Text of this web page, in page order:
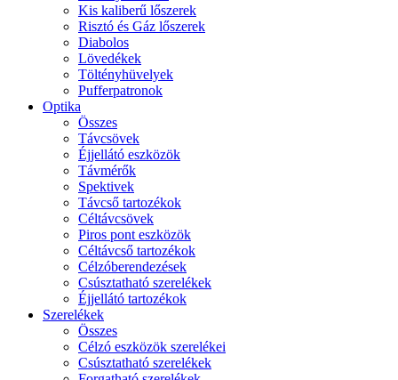
Kis kaliberű lőszerek
Risztó és Gáz lőszerek
Diabolos
Lövedékek
Töltényhüvelyek
Pufferpatronok
Optika
Összes
Távcsövek
Éjjellátó eszközök
Távmérők
Spektivek
Távcső tartozékok
Céltávcsövek
Piros pont eszközök
Céltávcső tartozékok
Célzóberendezések
Csúsztatható szerelékek
Éjjellátó tartozékok
Szerelékek
Összes
Célzó eszközök szerelékei
Csúsztatható szerelékek